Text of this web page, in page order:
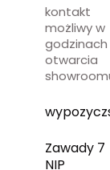
kontakt
możliwy w
godzinach
otwarcia
Zawady 7
NIP